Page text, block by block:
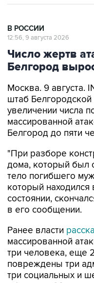
В РОССИИ
12:56, 9 августа 2026
Число жертв
Белгород
Москва. 9 августа.
штаб
увеличении числа
массированной
Белгород до пяти
"При разборе
дома, который был
тело погибшего
который
состоянии,
в его сообщении.
Ранее власти
массированной
три человека, еще
повреждены три
три социальных и